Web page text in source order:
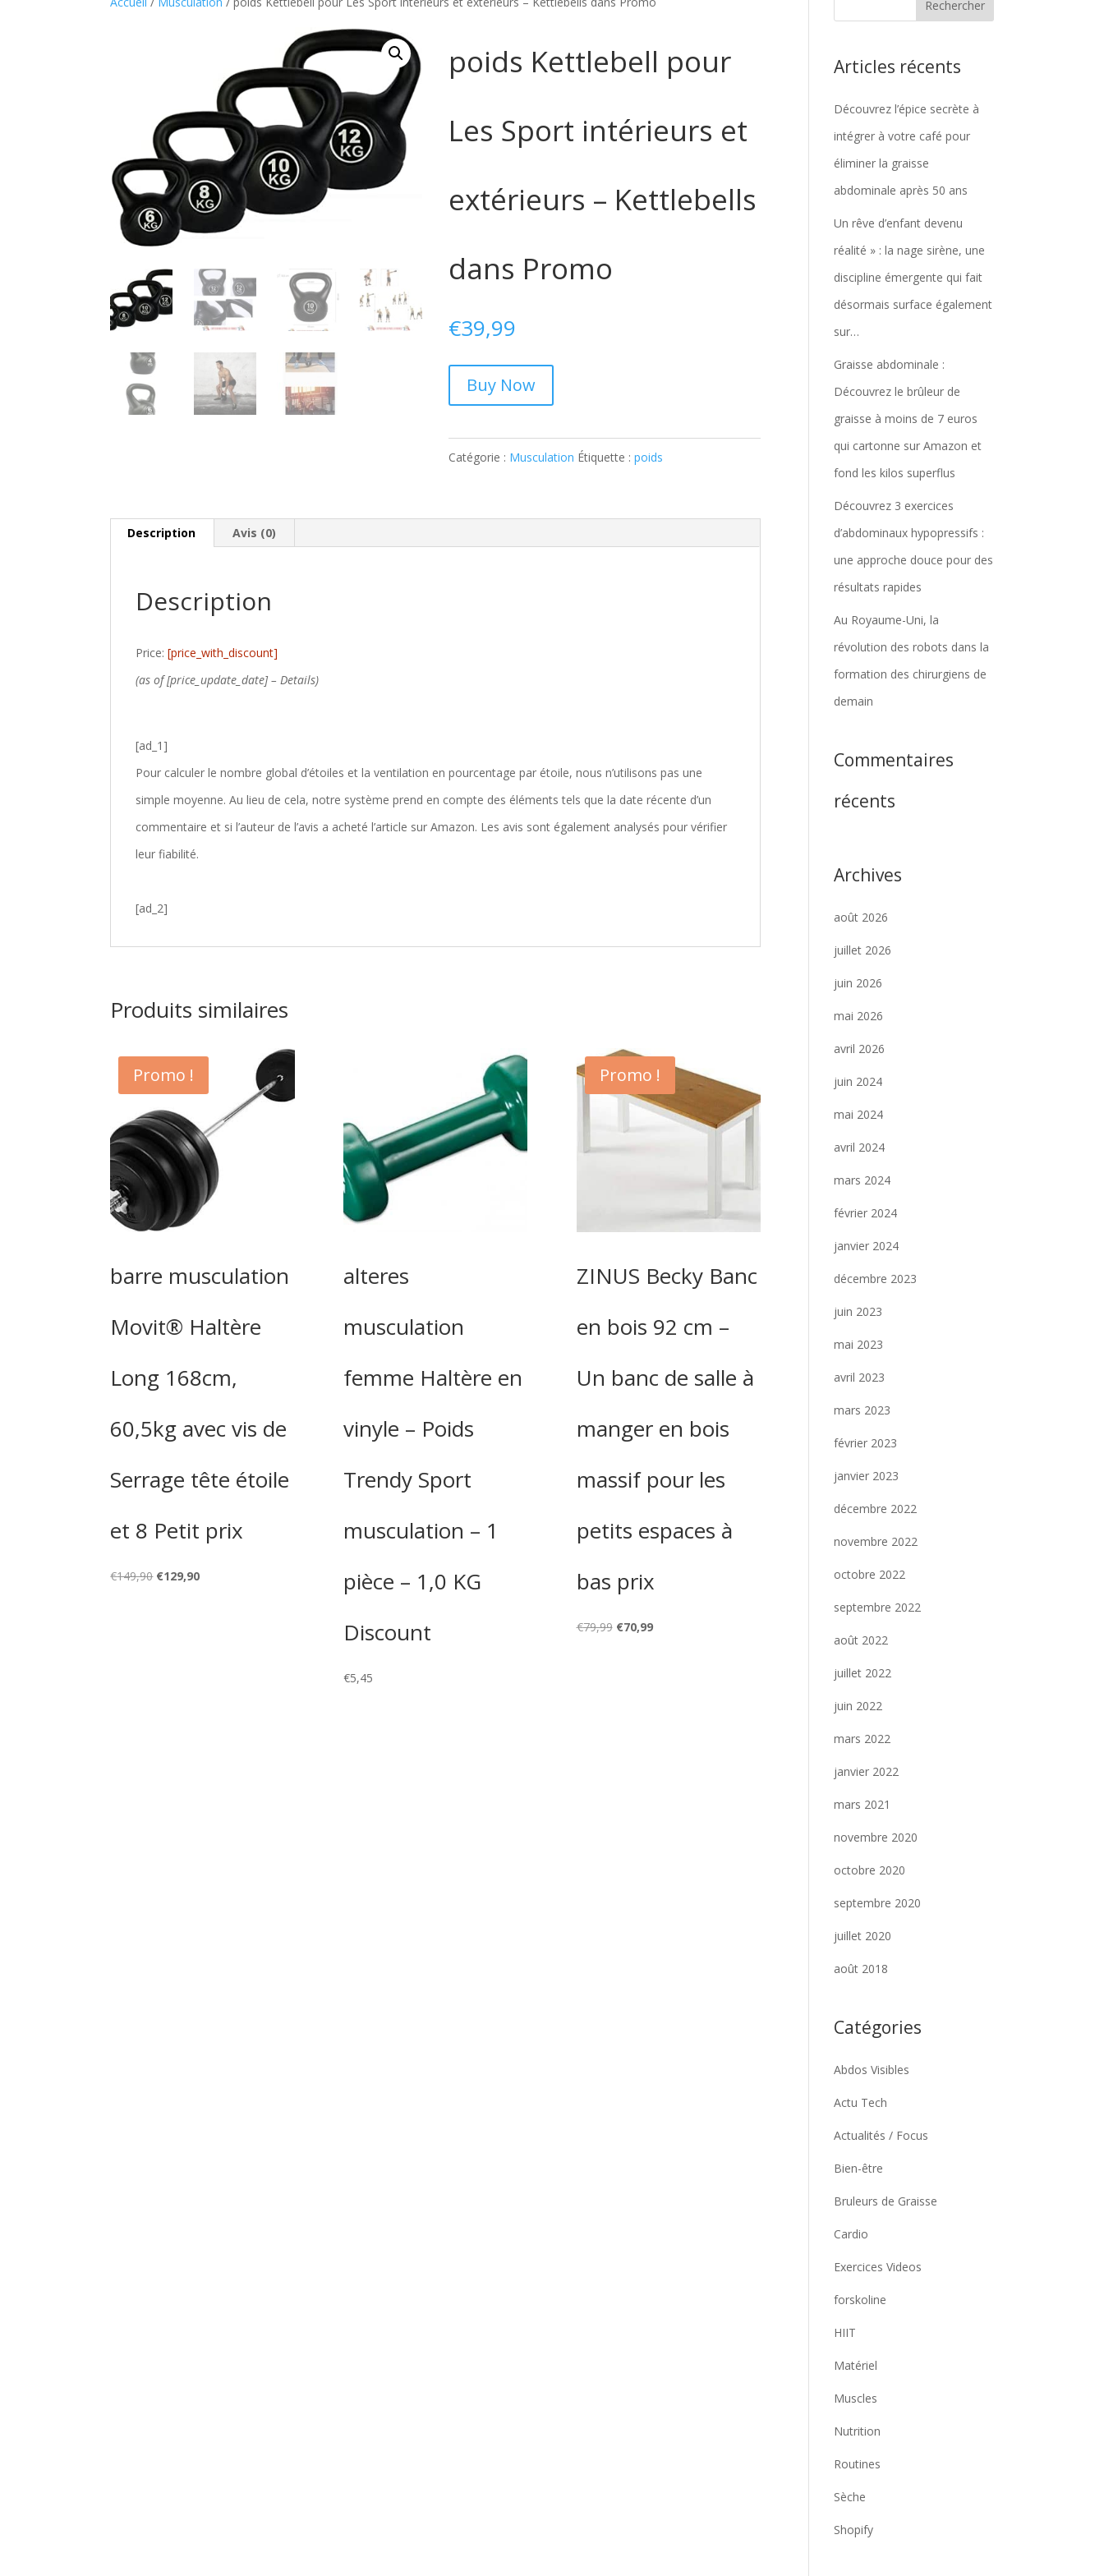
poids Kettlebell pour
Les Sport intérieurs et
extérieurs – Kettlebells
dans Promo
€39,99
Buy Now
Catégorie : Musculation Étiquette :poids
Description Avis (0)
Description
Price:[price_with_discount]
(as of [price_update_date] –Details)
[ad_1]
Pour calculer le nombre global d’étoiles et la ventilation en pourcentage par étoile, nous n’utilisons pas une
simple moyenne. Au lieu de cela, notre système prend en compte des éléments tels que la date récente d’un
commentaire et si l’auteur de l’avis a acheté l’article sur Amazon. Les avis sont également analysés pour vérifier
leur fiabilité.
[ad_2]
Produits similaires
Promo !
barre musculation
Movit® Haltère
Long 168cm,
60,5kg avec vis de
Serrage tête étoile
et 8 Petit prix
€149,90 Le
€129,90Le
alteres
musculation
femme Haltère en
vinyle – Poids
Trendy Sport
musculation – 1
pièce – 1,0 KG
Discount
€5,45
Promo !
ZINUS Becky Banc
en bois 92 cm –
Un banc de salle à
manger en bois
massif pour les
petits espaces à
bas prix
€79,99 Le
€70,99Le
Articles récents
Découvrez l’épice secrète à
intégrer à votre café pour
éliminer la graisse
abdominale après 50 ans
Un rêve d’enfant devenu
réalité » : la nage sirène, une
discipline émergente qui fait
désormais surface également
sur…
Graisse abdominale :
Découvrez le brûleur de
graisse à moins de 7 euros
qui cartonne sur Amazon et
fond les kilos superflus
Découvrez 3 exercices
d’abdominaux hypopressifs :
une approche douce pour des
résultats rapides
Au Royaume-Uni, la
révolution des robots dans la
formation des chirurgiens de
demain
Commentaires
récents
Archives
août 2026
juillet 2026
juin 2026
mai 2026
avril 2026
juin 2024
mai 2024
avril 2024
mars 2024
février 2024
janvier 2024
décembre 2023
juin 2023
mai 2023
avril 2023
mars 2023
février 2023
janvier 2023
décembre 2022
novembre 2022
octobre 2022
septembre 2022
août 2022
juillet 2022
juin 2022
mars 2022
janvier 2022
mars 2021
novembre 2020
octobre 2020
septembre 2020
juillet 2020
août 2018
Catégories
Abdos Visibles
Actu Tech
Actualités / Focus
Bien-être
Bruleurs de Graisse
Cardio
Exercices Videos
forskoline
HIIT
Matériel
Muscles
Nutrition
Routines
Sèche
Shopify